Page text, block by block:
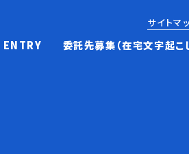
サイトマ
ENTRY 委託先募集（在宅文字起こ